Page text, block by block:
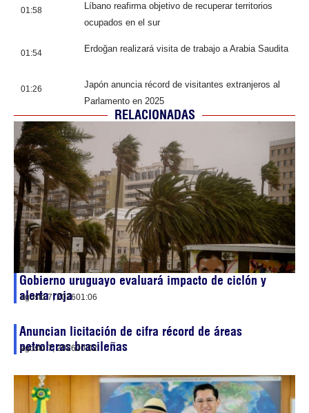
01:58
Líbano reafirma objetivo de recuperar territorios
ocupados en el sur
01:54 Erdoğan realizará visita de trabajo a Arabia Saudita
01:26
Japón anuncia récord de visitantes extranjeros al
Parlamento en 2025
RELACIONADAS
Gobierno uruguayo evaluará impacto de ciclón y
alerta roja
agosto 7, 202601:06
Anuncian licitación de cifra récord de áreas
petroleras brasileñas
agosto 7, 202600:02